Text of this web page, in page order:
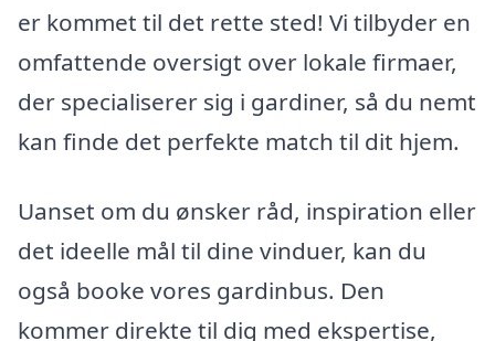
er kommet til det rette sted! Vi tilbyder en
omfattende oversigt over lokale firmaer,
der specialiserer sig i gardiner, så du nemt
kan finde det perfekte match til dit hjem.
Uanset om du ønsker råd, inspiration eller
det ideelle mål til dine vinduer, kan du
også booke vores gardinbus. Den
kommer direkte til dig med ekspertise,